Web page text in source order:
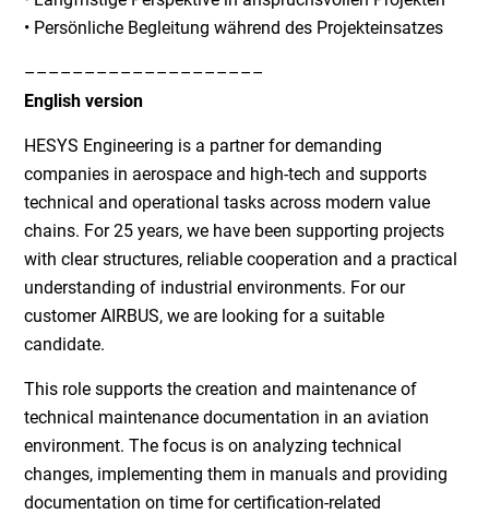
• Persönliche Begleitung während des Projekteinsatzes
––––––––––––––––––––
English version
HESYS Engineering is a partner for demanding
companies in aerospace and high-tech and supports
technical and operational tasks across modern value
chains. For 25 years, we have been supporting projects
with clear structures, reliable cooperation and a practical
understanding of industrial environments. For our
customer AIRBUS, we are looking for a suitable
candidate.
This role supports the creation and maintenance of
technical maintenance documentation in an aviation
environment. The focus is on analyzing technical
changes, implementing them in manuals and providing
documentation on time for certification-related